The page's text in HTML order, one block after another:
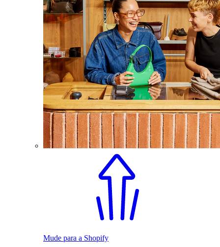
Mude para a Shopify